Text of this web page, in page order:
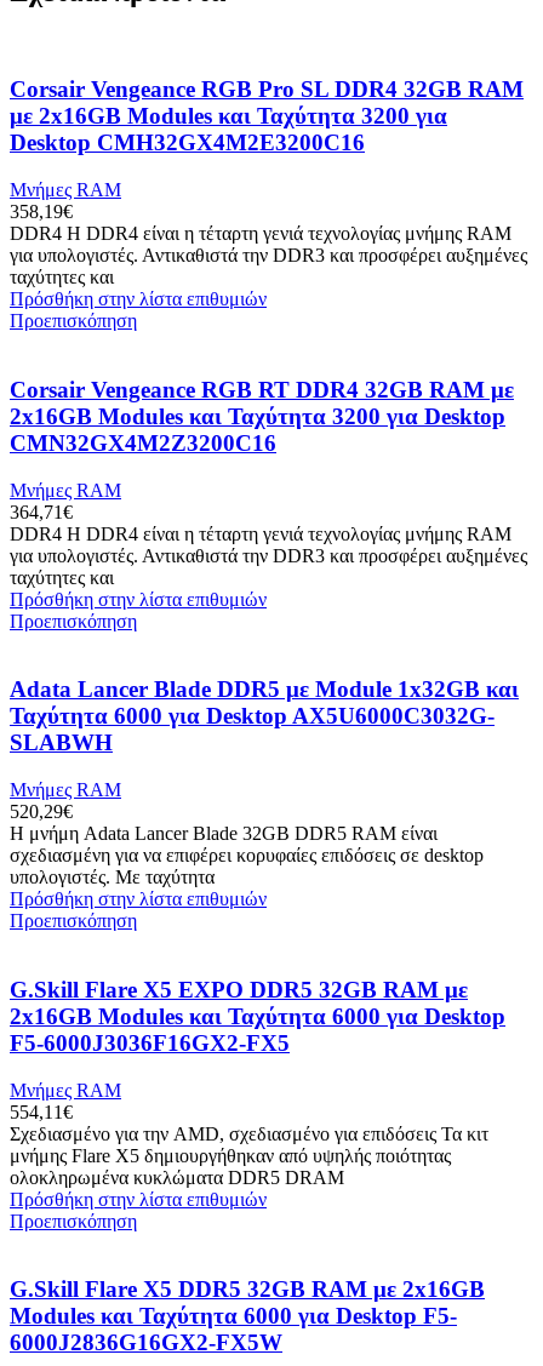
Corsair Vengeance RGB Pro SL DDR4 32GB RAM
με 2x16GB Modules και Ταχύτητα 3200 για
Desktop CMH32GX4M2E3200C16
Μνήμες RAM
358,19€
DDR4 Η DDR4 είναι η τέταρτη γενιά τεχνολογίας μνήμης RAM
για υπολογιστές. Αντικαθιστά την DDR3 και προσφέρει αυξημένες
ταχύτητες και
Πρόσθήκη στην λίστα επιθυμιών
Προεπισκόπηση
Corsair Vengeance RGB RT DDR4 32GB RAM με
2x16GB Modules και Ταχύτητα 3200 για Desktop
CMN32GX4M2Z3200C16
Μνήμες RAM
364,71€
DDR4 Η DDR4 είναι η τέταρτη γενιά τεχνολογίας μνήμης RAM
για υπολογιστές. Αντικαθιστά την DDR3 και προσφέρει αυξημένες
ταχύτητες και
Πρόσθήκη στην λίστα επιθυμιών
Προεπισκόπηση
Adata Lancer Blade DDR5 με Module 1x32GB και
Ταχύτητα 6000 για Desktop AX5U6000C3032G-
SLABWH
Μνήμες RAM
520,29€
Η μνήμη Adata Lancer Blade 32GB DDR5 RAM είναι
σχεδιασμένη για να επιφέρει κορυφαίες επιδόσεις σε desktop
υπολογιστές. Με ταχύτητα
Πρόσθήκη στην λίστα επιθυμιών
Προεπισκόπηση
G.Skill Flare X5 EXPO DDR5 32GB RAM με
2x16GB Modules και Ταχύτητα 6000 για Desktop
F5-6000J3036F16GX2-FX5
Μνήμες RAM
554,11€
Σχεδιασμένο για την AMD, σχεδιασμένο για επιδόσεις Τα κιτ
μνήμης Flare X5 δημιουργήθηκαν από υψηλής ποιότητας
ολοκληρωμένα κυκλώματα DDR5 DRAM
Πρόσθήκη στην λίστα επιθυμιών
Προεπισκόπηση
G.Skill Flare X5 DDR5 32GB RAM με 2x16GB
Modules και Ταχύτητα 6000 για Desktop F5-
6000J2836G16GX2-FX5W